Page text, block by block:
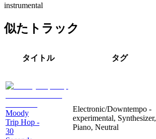
instrumental
似たトラック
タイトル タグ
Moody
Trip Hop -
30
Electronic/Downtempo -
experimental, Synthesizer,
Piano, Neutral